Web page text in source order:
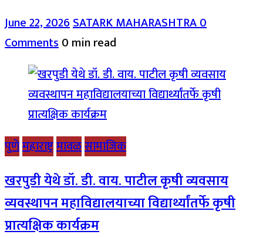
June 22, 2026SATARK MAHARASHTRA0
Comments0 min read
पुणेमहाराष्ट्रमावळसामाजिक
खरपुडी येथे डॉ. डी. वाय. पाटील कृषी व्यवसाय
व्यवस्थापन महाविद्यालयाच्या विद्यार्थ्यांतर्फे कृषी
प्रात्यक्षिक कार्यक्रम